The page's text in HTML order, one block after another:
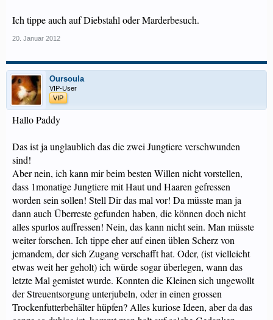
Ich tippe auch auf Diebstahl oder Marderbesuch.
20. Januar 2012
Oursoula
VIP-User
VIP
Hallo Paddy
Das ist ja unglaublich das die zwei Jungtiere verschwunden
sind!
Aber nein, ich kann mir beim besten Willen nicht vorstellen,
dass 1monatige Jungtiere mit Haut und Haaren gefressen
worden sein sollen! Stell Dir das mal vor! Da müsste man ja
dann auch Überreste gefunden haben, die können doch nicht
alles spurlos auffressen! Nein, das kann nicht sein. Man müsste
weiter forschen. Ich tippe eher auf einen üblen Scherz von
jemandem, der sich Zugang verschafft hat. Oder, (ist vielleicht
etwas weit her geholt) ich würde sogar überlegen, wann das
letzte Mal gemistet wurde. Konnten die Kleinen sich ungewollt
der Streuentsorgung unterjubeln, oder in einen grossen
Trockenfutterbehälter hüpfen? Alles kuriose Ideen, aber da das